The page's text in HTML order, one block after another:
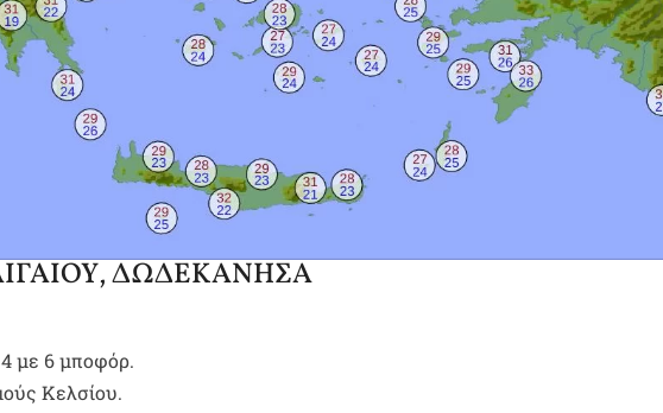
ΔΩΔΕΚΑΝΗΣΑ
4 με 6 μποφόρ.
Κελσίου.